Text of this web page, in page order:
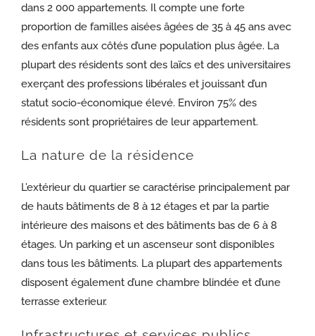
dans 2 000 appartements. Il compte une forte
proportion de familles aisées âgées de 35 à 45 ans avec
des enfants aux côtés d’une population plus âgée. La
plupart des résidents sont des laïcs et des universitaires
exerçant des professions libérales et jouissant d’un
statut socio-économique élevé. Environ 75% des
résidents sont propriétaires de leur appartement.
La nature de la résidence
L’extérieur du quartier se caractérise principalement par
de hauts bâtiments de 8 à 12 étages et par la partie
intérieure des maisons et des bâtiments bas de 6 à 8
étages. Un parking et un ascenseur sont disponibles
dans tous les bâtiments. La plupart des appartements
disposent également d’une chambre blindée et d’une
terrasse exterieur.